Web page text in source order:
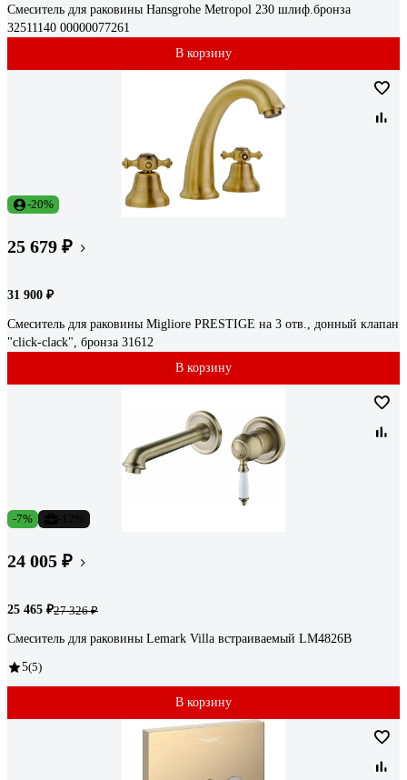
Смеситель для раковины Hansgrohe Metropol 230 шлиф.бронза
32511140 00000077261
В корзину
-20%
25 679 ₽
31 900 ₽
Смеситель для раковины Migliore PRESTIGE на 3 отв., донный клапан
"click-clack", бронза 31612
В корзину
-7%
24 005 ₽
25 465 ₽27 326 ₽
Смеситель для раковины Lemark Villa встраиваемый LM4826B
5(5)
В корзину